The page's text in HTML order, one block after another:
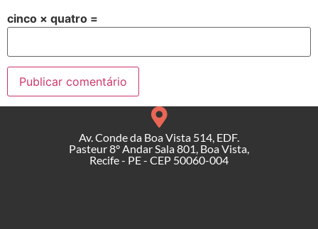
cinco × quatro =
Av. Conde da Boa Vista 514, EDF.
Pasteur 8° Andar Sala 801, Boa Vista,
Recife - PE - CEP 50060-004